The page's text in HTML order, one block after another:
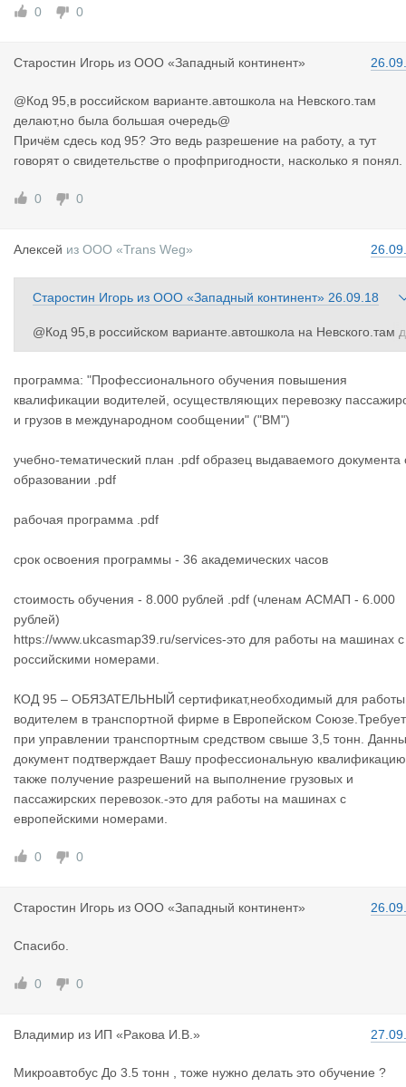
0 0
Старостин Игорь из ООО «Западный континент»
@Код 95,в российском варианте.автошкола на Невского.там
делают,но была большая очередь@
Причём сдесь код 95? Это ведь разрешение на работу, а тут
говорят о свидетельстве о профпригодности, насколько я понял.
0 0
Алексей из ООО «Trans Weg»
Старостин Игорь из ООО «Западный континент» 26.09.18
@Код 95,в российском варианте.автошкола на Невского.там д
елают,но была большая очередь@
ворят о свидетельстве о профпригодности, насколько я
программа: "Профессионального обучения повышения
квалификации водителей, осуществляющих перевозку
и грузов в международном сообщении" ("ВМ")
учебно-тематический план .pdf образец выдаваемого документа
образовании .pdf
рабочая программа .pdf
срок освоения программы - 36 академических часов
стоимость обучения - 8.000 рублей .pdf (членам АСМАП - 6.000
рублей)
https://www.ukcasmap39.ru/services-это для работы на машинах с
российскими номерами.
​КОД 95 – ОБЯЗАТЕЛЬНЫЙ сертификат,необходимый для работы
водителем в транспортной фирме в Европейском
при управлении транспортным средством свыше 3,5 тонн.
документ подтверждает Вашу профессиональную
также получение разрешений на выполнение грузовых и
пассажирских перевозок.-это для работы на машинах с
европейскими номерами.
0 0
Старостин Игорь из ООО «Западный континент»
Спасибо.
0 0
Владимир из ИП «Ракова И.В.»
Микроавтобус До 3.5 тонн , тоже нужно делать это обучение ?